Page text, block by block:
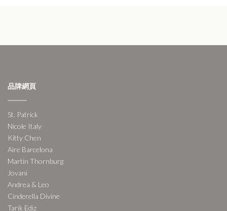
品牌網頁
St. Patrick
Nicole Italy
Kitty Chen
Aire Barcelona
Martin Thornburg
Jovani
Andrea & Leo
Cinderella Divine
Tarik Ediz